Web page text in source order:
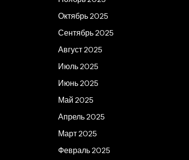
Октябрь 2025
Сентябрь 2025
Август 2025
Июль 2025
Июнь 2025
Май 2025
Апрель 2025
Март 2025
Февраль 2025